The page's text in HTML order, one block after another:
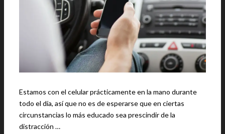
Estamos con el celular prácticamente en la mano durante
todo el día, así que no es de esperarse que en ciertas
circunstancias lo más educado sea prescindir de la
distracción …